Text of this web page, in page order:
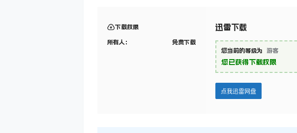
下载权限
所有人： 免费下载
迅雷下载
您当前的等级为 游客
您已获得下载权限
点我迅雷网盘